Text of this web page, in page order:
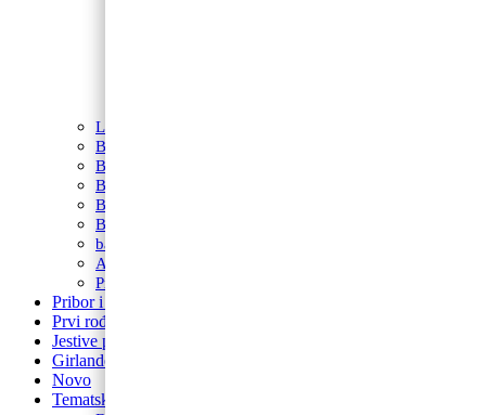
Latex baloni s tiskom
Baloni za djevojačku i momačku
Baloni za promociju
Balon folija okrugli s motivima
Balon brojevi
Balon broj samostojeći
balon za rođendan
Airwalker
Pribor i pomagala
Pribor i pomagala
Prvi rođendan
Jestive pokrivke
Girlande
Novo
Tematski rođendani